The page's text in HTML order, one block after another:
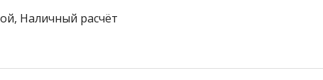
Наличный расчёт